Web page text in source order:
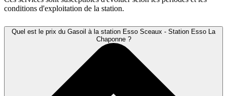
conditions d'exploitation de la station.
Quel est le prix du Gasoil à la station Esso Sceaux - Station Esso La
Chaponne ?